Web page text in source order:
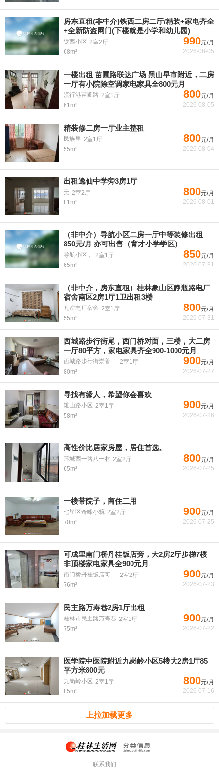
房东直租(非中介)铁西二房二厅/精装+家电齐全
+全新防盗网门(下楼就是小学和幼儿园)
铁西小区 2室2厅
68m²
990元/月
2026-08-05
一楼出租 苗圃路联达广场 黑山早市附近，二房
一厅有小院除空调家电家具全800元月
流行港苗圃路 2室1厅
61m²
800元/月
2026-08-05
精装修二房一厅业主整租
民族里 2室1厅
55m²
800元/月
2026-08-04
出租逸仙中学旁3房1厅
无 2室2厅
81m²
800元/月
2026-08-01
（非中介）导航小区二房一厅中等装修出租
850元/月 亦可出售（育才小学学区）
导航小区，
2室1厅
65m²
850元/月
2026-07-31
（非中介，房东直租）桂林象山区静瓶路电厂
宿舍南区2房1厅1卫出租3楼
瓦窑电厂宿舍 2室1厅
55m²
800元/月
2026-07-31
西城路步行街尾，西门桥对面，三楼，大二房
一厅80平方，家电家具齐全900-1000元月
西城路步行街崇善学区2室1厅
80m²
900元/月
2026-07-27
寻找有缘人，希望你会喜欢
雉山路小区 2室1厅
58m²
900元/月
2026-07-26
高性价比居家房屋，居住首选。
环城西一路八一村 2室2厅
65m²
800元/月
2026-07-25
一楼带院子，商住二用
七星区奇峰小筑 2室2厅
70m²
900元/月
2026-07-25
可成里南门桥丹桂饭店旁，大2房2厅步梯7楼
非顶楼家电家具全900元月
南门桥丹桂饭店可成里2室2厅
76m²
900元/月
2026-07-23
民主路万寿巷2房1厅出租
桂林市民主路万寿巷 2室1厅
75m²
900元/月
2026-07-22
医学院中医院附近九岗岭小区5楼大2房1厅85
平方米800元
九岗岭小区 2室1厅
85m²
800元/月
2026-07-16
上拉加载更多
联系我们